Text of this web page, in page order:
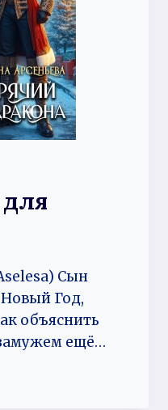
для
Сын
Год,
объяснить
ещё…